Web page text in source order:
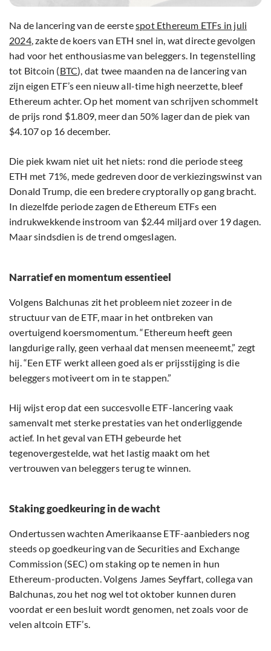
Na de lancering van de eerstespot Ethereum ETFs in juli
2024, zakte de koers van ETH snel in, wat directe gevolgen
had voor het enthousiasme van beleggers. In tegenstelling
tot Bitcoin (BTC), dat twee maanden na de lancering van
zijn eigen ETF’s een nieuw all-time high neerzette, bleef
Ethereum achter. Op het moment van schrijven schommelt
de prijs rond $1.809, meer dan 50% lager dan de piek van
$4.107 op 16 december.
Die piek kwam niet uit het niets: rond die periode steeg
ETH met 71%, mede gedreven door de verkiezingswinst van
Donald Trump, die een bredere cryptorally op gang bracht.
In diezelfde periode zagen de Ethereum ETFs een
indrukwekkende instroom van $2.44 miljard over 19 dagen.
Maar sindsdien is de trend omgeslagen.
Narratief en momentum essentieel
Volgens Balchunas zit het probleem niet zozeer in de
structuur van de ETF, maar in het ontbreken van
overtuigend koersmomentum. “Ethereum heeft geen
langdurige rally, geen verhaal dat mensen meeneemt,” zegt
hij. “Een ETF werkt alleen goed als er prijsstijging is die
beleggers motiveert om in te stappen.”
Hij wijst erop dat een succesvolle ETF-lancering vaak
samenvalt met sterke prestaties van het onderliggende
actief. In het geval van ETH gebeurde het
tegenovergestelde, wat het lastig maakt om het
vertrouwen van beleggers terug te winnen.
Staking goedkeuring in de wacht
Ondertussen wachten Amerikaanse ETF-aanbieders nog
steeds op goedkeuring van de Securities and Exchange
Commission (SEC) om staking op te nemen in hun
Ethereum-producten. Volgens James Seyffart, collega van
Balchunas, zou het nog wel tot oktober kunnen duren
voordat er een besluit wordt genomen, net zoals voor de
velen altcoin ETF’s.